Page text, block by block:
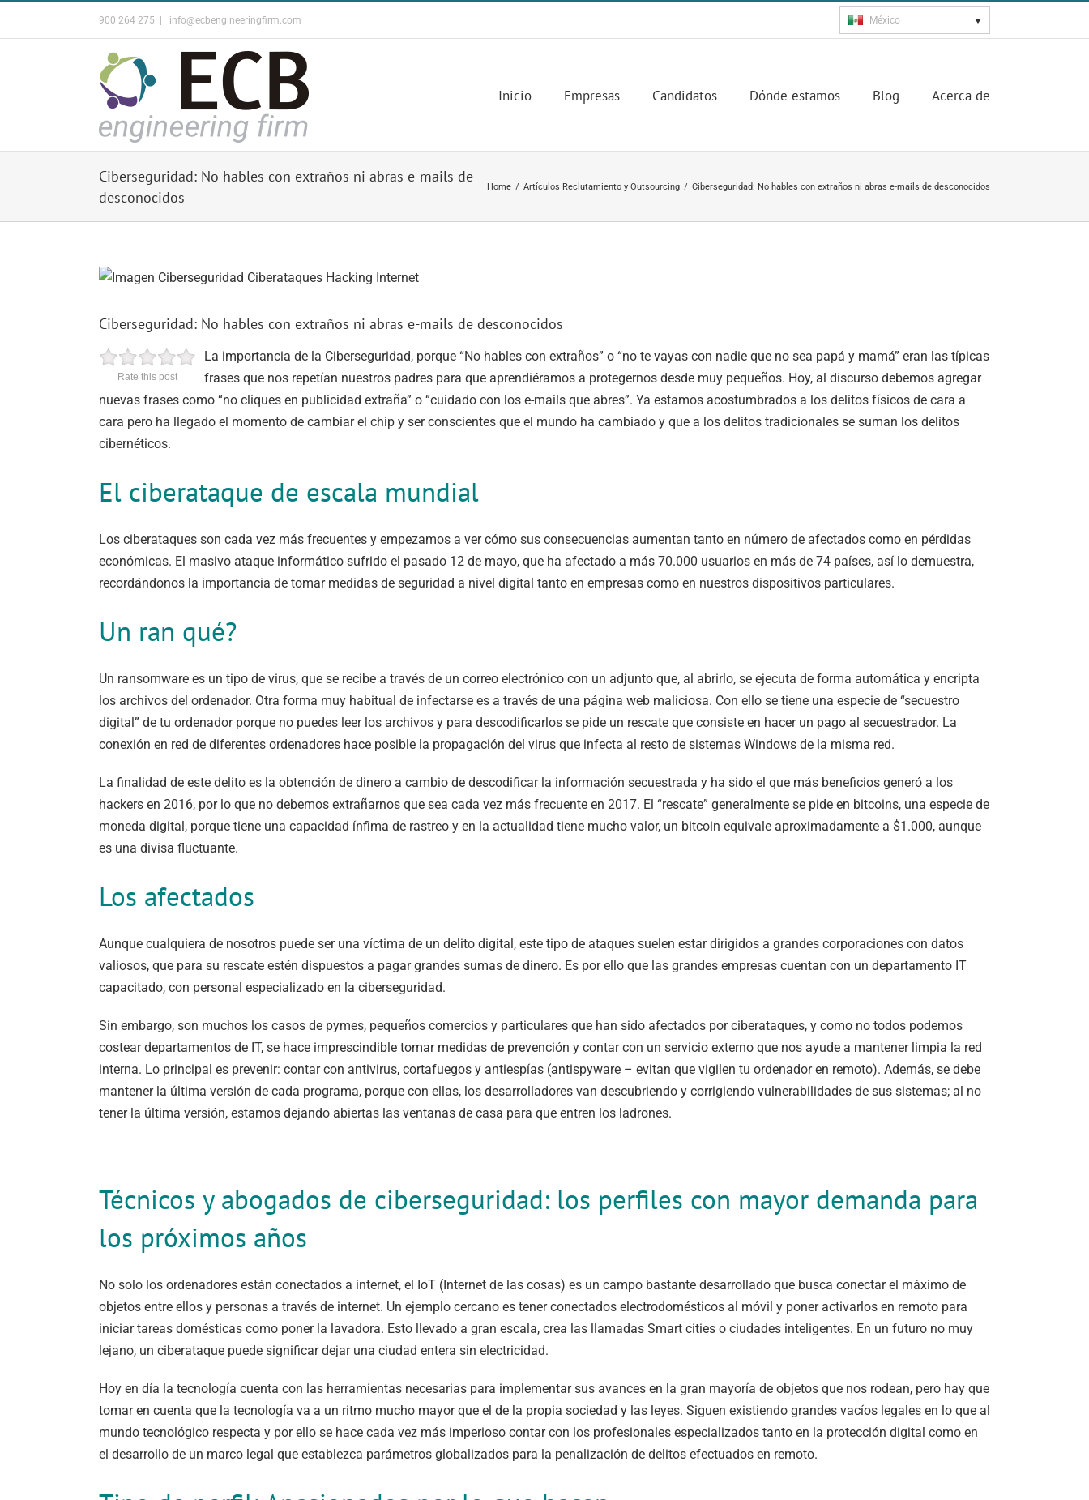
900 264 275 info@ecbengineeringfirm.com México
Inicio Empresas Candidatos Dónde estamos Blog Acerca de
Ciberseguridad: No hables con extraños ni abras e-mails de
desconocidos
Home / Artículos Reclutamiento y Outsourcing / Ciberseguridad: No hables con extraños ni abras e-mails de desconocidos
View
Image
Ciberseguridad: No hables con extraños ni abras e-mails de desconocidos
Rate this post
La importancia de la Ciberseguridad, porque “No hables con extraños” o “no te vayas con nadie que no sea papá y mamá” eran las típicas
frases que nos repetían nuestros padres para que aprendiéramos a protegernos desde muy pequeños. Hoy, al discurso debemos agregar
nuevas frases como “no cliques en publicidad extraña” o “cuidado con los e-mails que abres”. Ya estamos acostumbrados a los delitos físicos de cara a
cara pero ha llegado el momento de cambiar el chip y ser conscientes que el mundo ha cambiado y que a los delitos tradicionales se suman los delitos
cibernéticos.
El ciberataque de escala mundial
Los ciberataques son cada vez más frecuentes y empezamos a ver cómo sus consecuencias aumentan tanto en número de afectados como en pérdidas
económicas. El masivo ataque informático sufrido el pasado 12 de mayo, que ha afectado a más 70.000 usuarios en más de 74 países, así lo demuestra,
recordándonos la importancia de tomar medidas de seguridad a nivel digital tanto en empresas como en nuestros dispositivos particulares.
Un ran qué?
Un ransomware es un tipo de virus, que se recibe a través de un correo electrónico con un adjunto que, al abrirlo, se ejecuta de forma automática y encripta
los archivos del ordenador. Otra forma muy habitual de infectarse es a través de una página web maliciosa. Con ello se tiene una especie de “secuestro
digital” de tu ordenador porque no puedes leer los archivos y para descodificarlos se pide un rescate que consiste en hacer un pago al secuestrador. La
conexión en red de diferentes ordenadores hace posible la propagación del virus que infecta al resto de sistemas Windows de la misma red.
La finalidad de este delito es la obtención de dinero a cambio de descodificar la información secuestrada y ha sido el que más beneficios generó a los
hackers en 2016, por lo que no debemos extrañarnos que sea cada vez más frecuente en 2017. El “rescate” generalmente se pide en bitcoins, una especie de
moneda digital, porque tiene una capacidad ínfima de rastreo y en la actualidad tiene mucho valor, un bitcoin equivale aproximadamente a $1.000, aunque
es una divisa fluctuante.
Los afectados
Aunque cualquiera de nosotros puede ser una víctima de un delito digital, este tipo de ataques suelen estar dirigidos a grandes corporaciones con datos
valiosos, que para su rescate estén dispuestos a pagar grandes sumas de dinero. Es por ello que las grandes empresas cuentan con un departamento IT
capacitado, con personal especializado en la ciberseguridad.
Sin embargo, son muchos los casos de pymes, pequeños comercios y particulares que han sido afectados por ciberataques, y como no todos podemos
costear departamentos de IT, se hace imprescindible tomar medidas de prevención y contar con un servicio externo que nos ayude a mantener limpia la red
interna. Lo principal es prevenir: contar con antivirus, cortafuegos y antiespías (antispyware – evitan que vigilen tu ordenador en remoto). Además, se debe
mantener la última versión de cada programa, porque con ellas, los desarrolladores van descubriendo y corrigiendo vulnerabilidades de sus sistemas; al no
tener la última versión, estamos dejando abiertas las ventanas de casa para que entren los ladrones.
Técnicos y abogados de ciberseguridad: los perfiles con mayor demanda para
los próximos años
No solo los ordenadores están conectados a internet, el IoT (Internet de las cosas) es un campo bastante desarrollado que busca conectar el máximo de
objetos entre ellos y personas a través de internet. Un ejemplo cercano es tener conectados electrodomésticos al móvil y poner activarlos en remoto para
iniciar tareas domésticas como poner la lavadora. Esto llevado a gran escala, crea las llamadas Smart cities o ciudades inteligentes. En un futuro no muy
lejano, un ciberataque puede significar dejar una ciudad entera sin electricidad.
Hoy en día la tecnología cuenta con las herramientas necesarias para implementar sus avances en la gran mayoría de objetos que nos rodean, pero hay que
tomar en cuenta que la tecnología va a un ritmo mucho mayor que el de la propia sociedad y las leyes. Siguen existiendo grandes vacíos legales en lo que al
mundo tecnológico respecta y por ello se hace cada vez más imperioso contar con los profesionales especializados tanto en la protección digital como en
el desarrollo de un marco legal que establezca parámetros globalizados para la penalización de delitos efectuados en remoto.